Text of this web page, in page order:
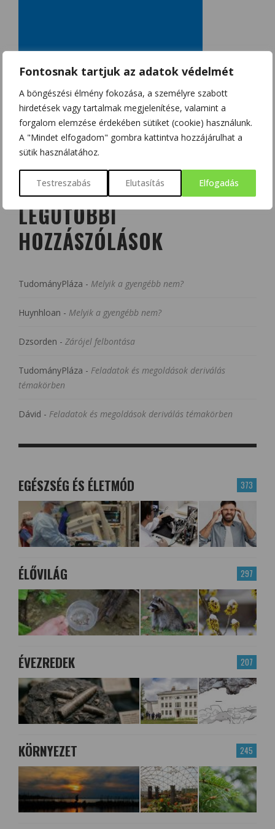
Fontosnak tartjuk az adatok védelmét
A böngészési élmény fokozása, a személyre szabott
hirdetések vagy tartalmak megjelenítése, valamint a
forgalom elemzése érdekében sütiket (cookie) használunk.
A "Mindet elfogadom" gombra kattintva hozzájárulhat a
sütik használatához.
Testreszabás Elutasítás Elfogadás
LEGUTÓBBI
HOZZÁSZÓLÁSOK
TudományPláza - Melyik a gyengébb nem?
Huynhloan - Melyik a gyengébb nem?
Dzsorden - Zárójel felbontása
TudományPláza - Feladatok és megoldások deriválás
témakörben
Dávid - Feladatok és megoldások deriválás témakörben
373
EGÉSZSÉG ÉS ÉLETMÓD
297
ÉLŐVILÁG
207
ÉVEZREDEK
245
KÖRNYEZET